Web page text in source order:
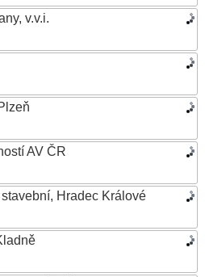
v.v.i.
AV ČR
Hradec Králové